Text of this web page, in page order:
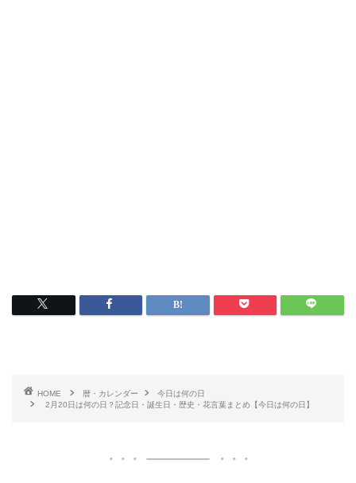
HOME 暦・カレンダー
今日は何の日
2月20日は何の日？記念日・誕生日・歴史・花言葉まとめ【今日は何の日】